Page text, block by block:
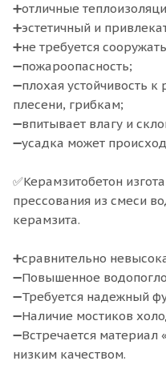
➕отличные
➕эстетичный и
➕не требуется
➖пожароопасность;
➖плохая устойчивость
плесени, грибкам;
➖впитывает влагу и
➖усадка может
✅Керамзитобетон
прессования из смеси
керамзита.
➕сравнительно
➖Повышенное
➖Требуется надежный
➖Наличие мостиков
➖Встречается материал
низким качеством.